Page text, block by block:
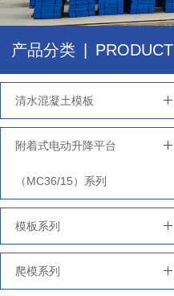
产品分类 PRODUCT
清水混凝土模板
附着式电动升降平台
（MC36/15）系列
模板系列
爬模系列